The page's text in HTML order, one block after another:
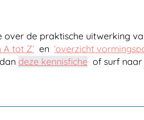
de praktische uitwerking
tot Z’ en ‘overzicht
deze kennisfiche of surf naar